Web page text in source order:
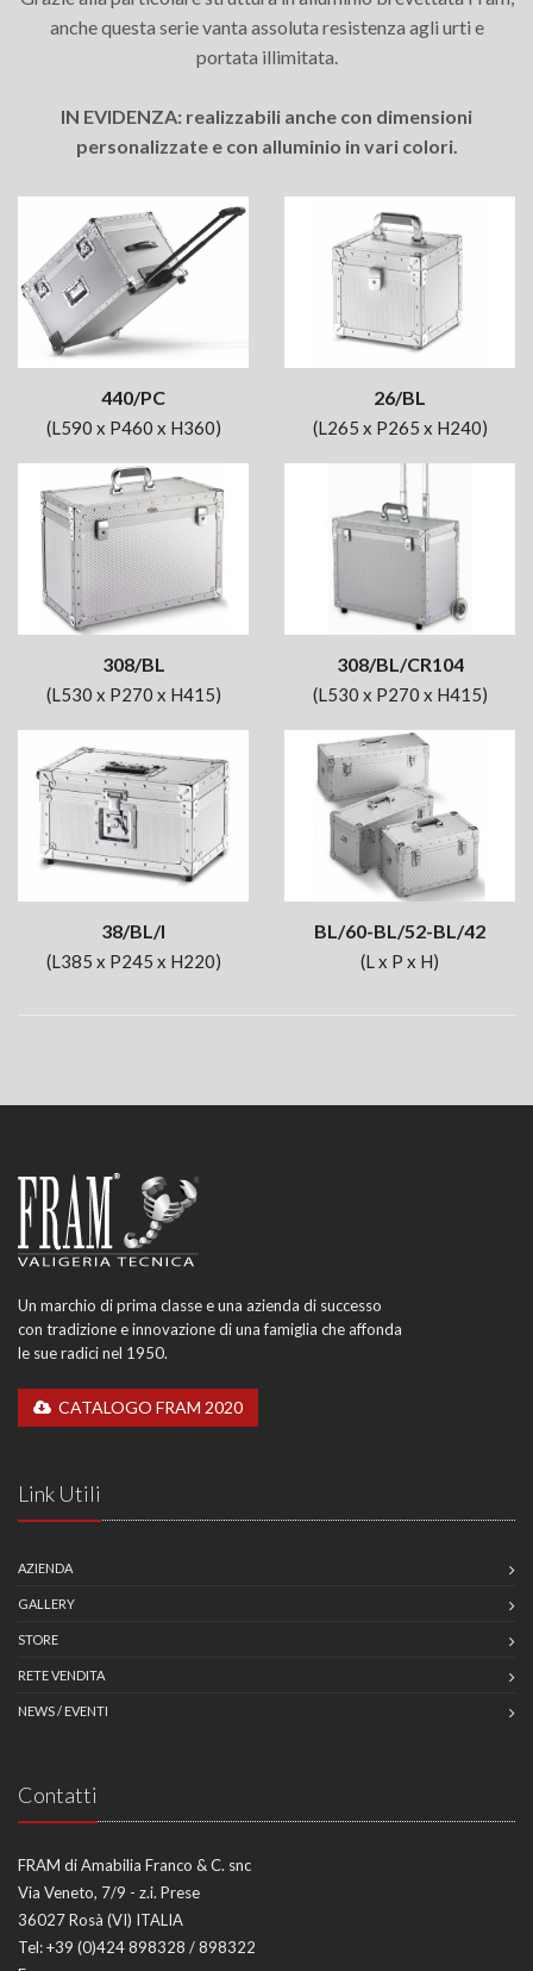
anche questa serie vanta assoluta resistenza agli urti e
portata illimitata.
IN EVIDENZA: realizzabili anche con dimensioni
personalizzate e con alluminio in vari colori.
440/PC
(L590 x P460 x H360)
26/BL
(L265 x P265 x H240)
308/BL
(L530 x P270 x H415)
308/BL/CR104
(L530 x P270 x H415)
38/BL/I
(L385 x P245 x H220)
BL/60-BL/52-BL/42
(L x P x H)
Un marchio di prima classe e una azienda di successo
con tradizione e innovazione di una famiglia che affonda
le sue radici nel 1950.
CATALOGO FRAM 2020
Link Utili
AZIENDA
GALLERY
STORE
RETE VENDITA
NEWS / EVENTI
Contatti
FRAM di Amabilia Franco & C. snc
Via Veneto, 7/9 - z.i. Prese
36027 Rosà (VI) ITALIA
Tel:+39 (0)424 898328 / 898322